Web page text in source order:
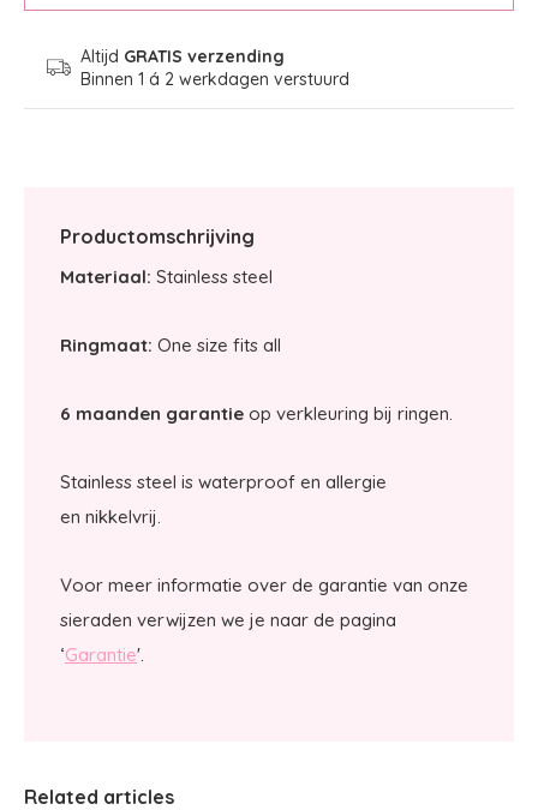
Altijd GRATIS verzending
Binnen 1 á 2 werkdagen verstuurd
Productomschrijving
Materiaal: Stainless steel
Ringmaat: One size fits all
6 maanden garantie op verkleuring bij ringen.
Stainless steel is waterproof en allergie
en nikkelvrij.
Voor meer informatie over de garantie van onze
sieraden verwijzen we je naar de pagina
‘Garantie'.
Related articles